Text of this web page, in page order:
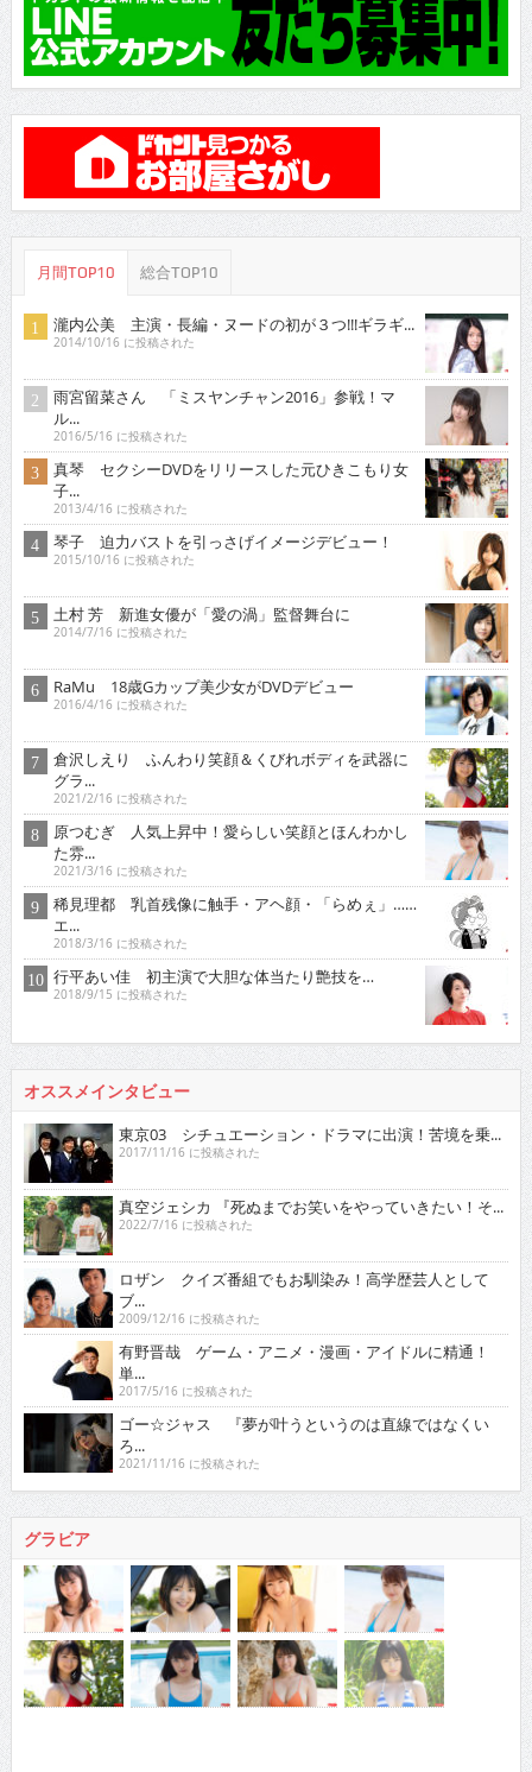
月間TOP10 総合TOP10
瀧内公美 主演・長編・ヌードの初が３つ!!!ギラギ...
2014/10/16 に投稿された
雨宮留菜さん 「ミスヤンチャン2016」参戦！マ
ル...
2016/5/16 に投稿された
真琴 セクシーDVDをリリースした元ひきこもり女
子...
2013/4/16 に投稿された
琴子 迫力バストを引っさげイメージデビュー！
2015/10/16 に投稿された
土村 芳 新進女優が「愛の渦」監督舞台に
2014/7/16 に投稿された
RaMu 18歳Gカップ美少女がDVDデビュー
2016/4/16 に投稿された
倉沢しえり ふんわり笑顔＆くびれボディを武器に
グラ...
2021/2/16 に投稿された
原つむぎ 人気上昇中！愛らしい笑顔とほんわかし
た雰...
2021/3/16 に投稿された
稀見理都 乳首残像に触手・アヘ顔・「らめぇ」……
エ...
2018/3/16 に投稿された
行平あい佳 初主演で大胆な体当たり艶技を…
2018/9/15 に投稿された
オススメインタビュー
東京03 シチュエーション・ドラマに出演！苦境を乗...
2017/11/16 に投稿された
真空ジェシカ 『死ぬまでお笑いをやっていきたい！そ...
2022/7/16 に投稿された
ロザン クイズ番組でもお馴染み！高学歴芸人として
ブ...
2009/12/16 に投稿された
有野晋哉 ゲーム・アニメ・漫画・アイドルに精通！
単...
2017/5/16 に投稿された
ゴー☆ジャス 『夢が叶うというのは直線ではなくい
ろ...
2021/11/16 に投稿された
グラビア